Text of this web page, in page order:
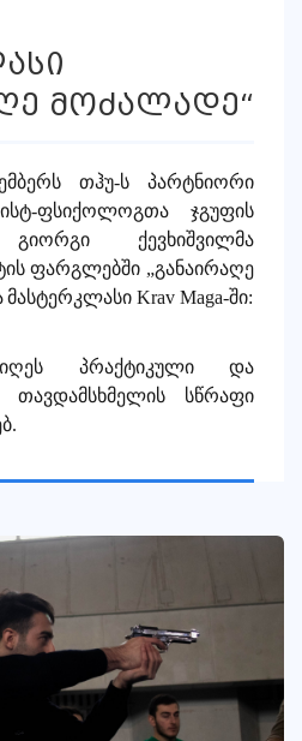
მოძალადე“
თჰუ-ს პარტნიორი
-ფსიქოლოგთა
ჯგუფის
გიორგი ქევხიშვილმა
ფარგლებში „განაირაღე
მასტერკლასი Krav Maga-ში:
პრაქტიკული
და
თავდამსხმელის
სწრაფი
.